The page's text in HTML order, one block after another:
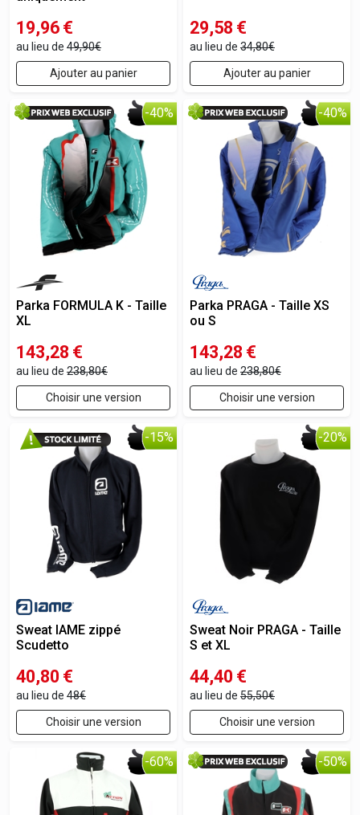
19,96 €
au lieu de 49,90€
Ajouter au panier
29,58 €
au lieu de 34,80€
Ajouter au panier
-40%
Parka FORMULA K - Taille
XL
143,28 €
au lieu de 238,80€
Choisir une version
-40%
Parka PRAGA - Taille XS
ou S
143,28 €
au lieu de 238,80€
Choisir une version
-15%
Sweat IAME zippé
Scudetto
40,80 €
au lieu de 48€
Choisir une version
-20%
Sweat Noir PRAGA - Taille
S et XL
44,40 €
au lieu de 55,50€
Choisir une version
-60% -50%